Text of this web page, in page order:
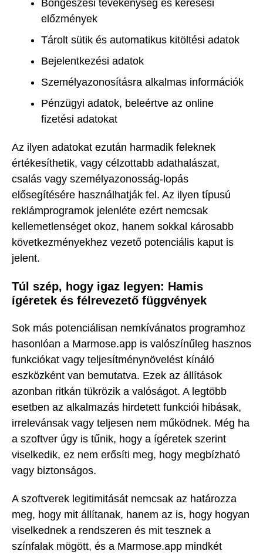
Böngészési tevékenység és keresési
előzmények
Tárolt sütik és automatikus kitöltési adatok
Bejelentkezési adatok
Személyazonosításra alkalmas információk
Pénzügyi adatok, beleértve az online
fizetési adatokat
Az ilyen adatokat ezután harmadik feleknek
értékesíthetik, vagy célzottabb adathalászat,
csalás vagy személyazonosság-lopás
elősegítésére használhatják fel. Az ilyen típusú
reklámprogramok jelenléte ezért nemcsak
kellemetlenséget okoz, hanem sokkal károsabb
következményekhez vezető potenciális kaput is
jelent.
Túl szép, hogy igaz legyen: Hamis
ígéretek és félrevezető függvények
Sok más potenciálisan nemkívánatos programhoz
hasonlóan a Marmose.app is valószínűleg hasznos
funkciókat vagy teljesítménynövelést kínáló
eszközként van bemutatva. Ezek az állítások
azonban ritkán tükrözik a valóságot. A legtöbb
esetben az alkalmazás hirdetett funkciói hibásak,
irrelevánsak vagy teljesen nem működnek. Még ha
a szoftver úgy is tűnik, hogy a ígéretek szerint
viselkedik, ez nem erősíti meg, hogy megbízható
vagy biztonságos.
A szoftverek legitimitását nemcsak az határozza
meg, hogy mit állítanak, hanem az is, hogy hogyan
viselkednek a rendszeren és mit tesznek a
színfalak mögött, és a Marmose.app mindkét